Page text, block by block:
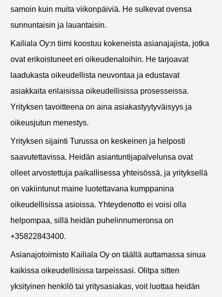
samoin kuin muita viikonpäiviä. He sulkevat ovensa
sunnuntaisin ja lauantaisin.
Kailiala Oy:n tiimi koostuu kokeneista asianajajista, jotka
ovat erikoistuneet eri oikeudenaloihin. He tarjoavat
laadukasta oikeudellista neuvontaa ja edustavat
asiakkaita erilaisissa oikeudellisissa prosesseissa.
Yrityksen tavoitteena on aina asiakastyytyväisyys ja
oikeusjutun menestys.
Yrityksen sijainti Turussa on keskeinen ja helposti
saavutettavissa. Heidän asiantuntijapalvelunsa ovat
olleet arvostettuja paikallisessa yhteisössä, ja yrityksellä
on vakiintunut maine luotettavana kumppanina
oikeudellisissa asioissa. Yhteydenotto ei voisi olla
helpompaa, sillä heidän puhelinnumeronsa on
+35822843400.
Asianajotoimisto Kailiala Oy on täällä auttamassa sinua
kaikissa oikeudellisissa tarpeissasi. Olitpa sitten
yksityinen henkilö tai yritysasiakas, voit luottaa heidän